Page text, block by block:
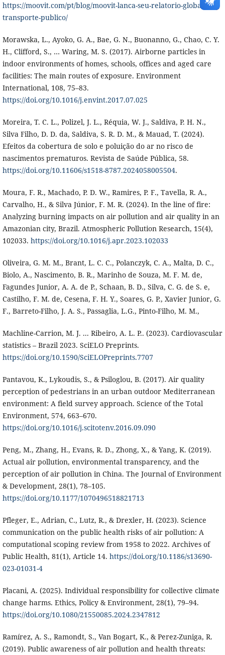
https://moovit.com/pt/blog/moovit-lanca-seu-relatorio-global-
transporte-publico/
Morawska, L., Ayoko, G. A., Bae, G. N., Buonanno, G., Chao, C. Y.
H., Clifford, S., … Waring, M. S. (2017). Airborne particles in
indoor environments of homes, schools, offices and aged care
facilities: The main routes of exposure. Environment
International, 108, 75–83.
https://doi.org/10.1016/j.envint.2017.07.025
Moreira, T. C. L., Polizel, J. L., Réquia, W. J., Saldiva, P. H. N.,
Silva Filho, D. D. da, Saldiva, S. R. D. M., & Mauad, T. (2024).
Efeitos da cobertura de solo e poluição do ar no risco de
nascimentos prematuros. Revista de Saúde Pública, 58.
https://doi.org/10.11606/s1518-8787.2024058005504.
Moura, F. R., Machado, P. D. W., Ramires, P. F., Tavella, R. A.,
Carvalho, H., & Silva Júnior, F. M. R. (2024). In the line of fire:
Analyzing burning impacts on air pollution and air quality in an
Amazonian city, Brazil. Atmospheric Pollution Research, 15(4),
102033. https://doi.org/10.1016/j.apr.2023.102033
Oliveira, G. M. M., Brant, L. C. C., Polanczyk, C. A., Malta, D. C.,
Biolo, A., Nascimento, B. R., Marinho de Souza, M. F. M. de,
Fagundes Junior, A. A. de P., Schaan, B. D., Silva, C. G. de S. e,
Castilho, F. M. de, Cesena, F. H. Y., Soares, G. P., Xavier Junior, G.
F., Barreto-Filho, J. A. S., Passaglia, L.G., Pinto-Filho, M. M.,
Machline-Carrion, M. J. ... Ribeiro, A. L. P.. (2023). Cardiovascular
statistics – Brazil 2023. SciELO Preprints.
https://doi.org/10.1590/SciELOPreprints.7707
Pantavou, K., Lykoudis, S., & Psiloglou, B. (2017). Air quality
perception of pedestrians in an urban outdoor Mediterranean
environment: A field survey approach. Science of the Total
Environment, 574, 663–670.
https://doi.org/10.1016/j.scitotenv.2016.09.090
Peng, M., Zhang, H., Evans, R. D., Zhong, X., & Yang, K. (2019).
Actual air pollution, environmental transparency, and the
perception of air pollution in China. The Journal of Environment
& Development, 28(1), 78–105.
https://doi.org/10.1177/1070496518821713
Pfleger, E., Adrian, C., Lutz, R., & Drexler, H. (2023). Science
communication on the public health risks of air pollution: A
computational scoping review from 1958 to 2022. Archives of
Public Health, 81(1), Article 14. https://doi.org/10.1186/s13690-
023-01031-4
Placani, A. (2025). Individual responsibility for collective climate
change harms. Ethics, Policy & Environment, 28(1), 79–94.
https://doi.org/10.1080/21550085.2024.2347812
Ramírez, A. S., Ramondt, S., Van Bogart, K., & Perez-Zuniga, R.
(2019). Public awareness of air pollution and health threats: